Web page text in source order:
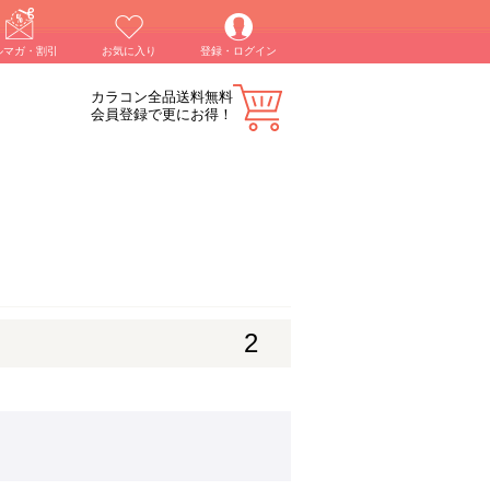
マガ・割引 お気に入り 登録・ログイン
カラコン全品送料無料
会員登録で更にお得！
2